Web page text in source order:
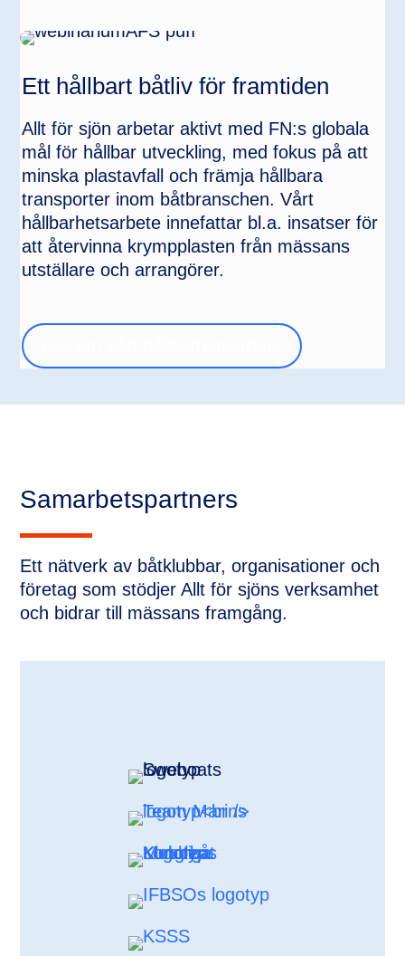
Ett hållbart båtliv för framtiden
Allt för sjön arbetar aktivt med FN:s globala
mål för hållbar utveckling, med fokus på att
minska plastavfall och främja hållbara
transporter inom båtbranschen. Vårt
hållbarhetsarbete innefattar bl.a. insatser för
att återvinna krympplasten från mässans
utställare och arrangörer.
Samarbetspartners
Ett nätverk av båtklubbar, organisationer och
företag som stödjer Allt för sjöns verksamhet
och bidrar till mässans framgång.